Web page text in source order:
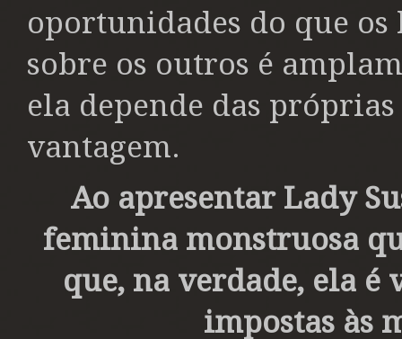
oportunidades do que os
sobre os outros é
ela depende das
vantagem.
Ao apresentar Lady
feminina monstruosa
que, na verdade, ela
impostas às